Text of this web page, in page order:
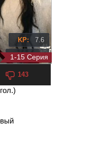
1-15 Серия
KP: 7.6
IMDb: 6.7
143
гол.)